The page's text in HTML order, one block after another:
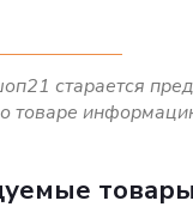
(источник
DL-метионин,
витамины.
Витамин D3:
старается
товаре
товары